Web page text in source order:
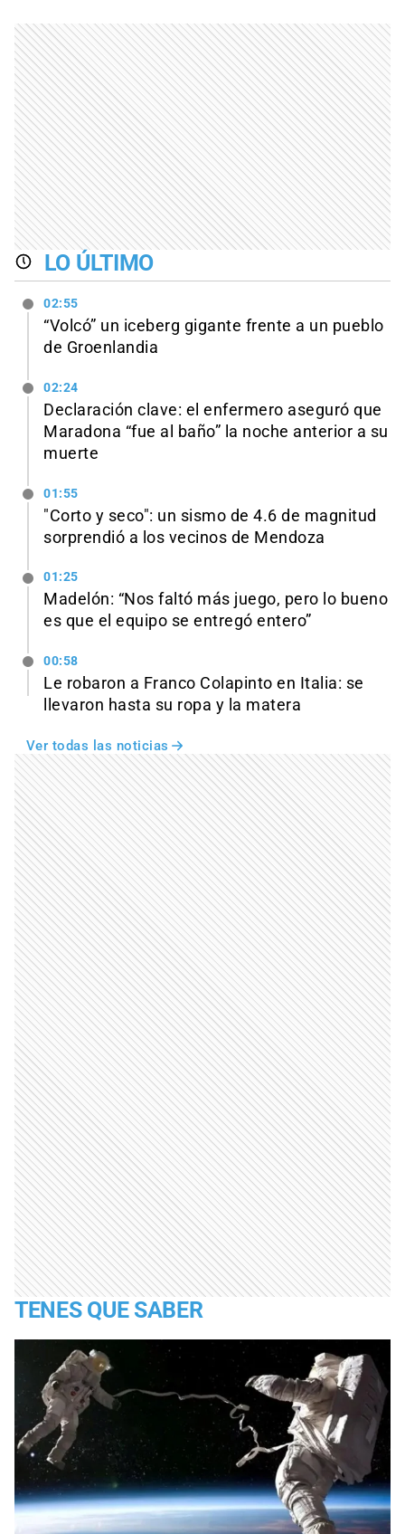
LO ÚLTIMO
02:55
“Volcó” un iceberg gigante frente a un pueblo
de Groenlandia
02:24
Declaración clave: el enfermero aseguró que
Maradona “fue al baño” la noche anterior a su
muerte
01:55
"Corto y seco": un sismo de 4.6 de magnitud
sorprendió a los vecinos de Mendoza
01:25
Madelón: “Nos faltó más juego, pero lo bueno
es que el equipo se entregó entero”
00:58
Le robaron a Franco Colapinto en Italia: se
llevaron hasta su ropa y la matera
Ver todas las noticias
TENES QUE SABER